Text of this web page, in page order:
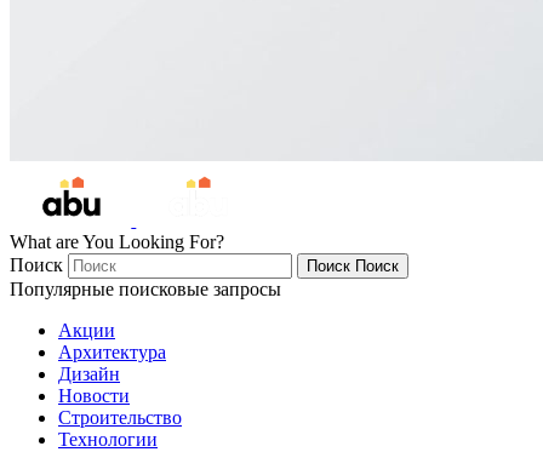
What are You Looking For?
Поиск
Поиск Поиск
Популярные поисковые запросы
Акции
Архитектура
Дизайн
Новости
Строительство
Технологии